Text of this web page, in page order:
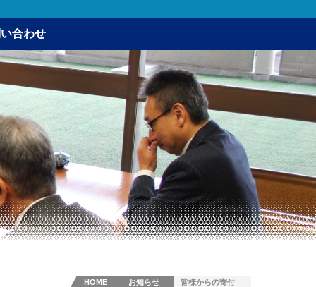
合わせ
HOME お知らせ
皆様からの寄付